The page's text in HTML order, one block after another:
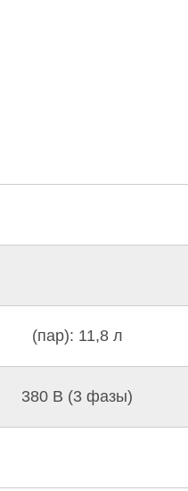
(пар): 11,8 л
380 В (3 фазы)